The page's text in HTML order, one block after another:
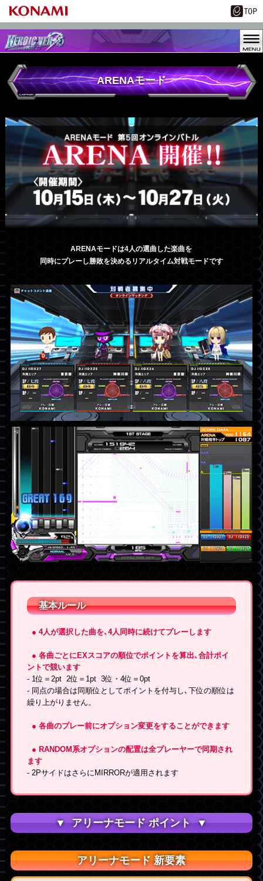
ARENAモード
ARENAモードは4人の選曲した楽曲を
同時にプレーし勝敗を決めるリアルタイム対戦モードです
基本ルール
● 4人が選択した曲を､4人同時に続けてプレーします
● 各曲ごとにEXスコアの順位でポイントを算出､合計ポイ
ントで競います
- 1位＝2pt 2位＝1pt 3位・4位＝0pt
- 同点の場合は同順位としてポイントを付与し､下位の順位は
繰り上がりません。
● 各曲のプレー前にオプション変更をすることができます
● RANDOM系オプションの配置は全プレーヤーで同期され
ます
- 2PサイドはさらにMIRRORが適用されます
アリーナモード ポイント
アリーナモード 新要素